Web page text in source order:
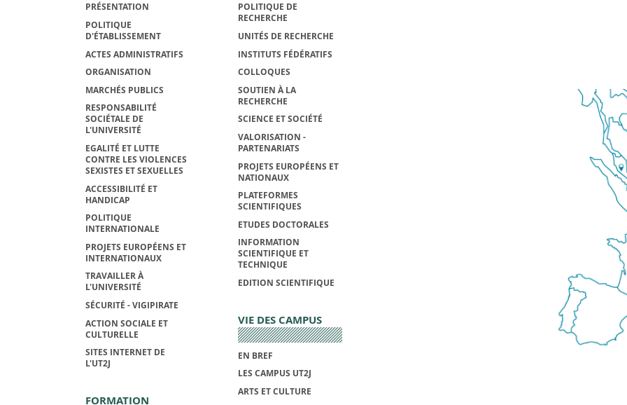
PRÉSENTATION
POLITIQUE
D'ÉTABLISSEMENT
ACTES ADMINISTRATIFS
ORGANISATION
MARCHÉS PUBLICS
RESPONSABILITÉ
SOCIÉTALE DE
L'UNIVERSITÉ
EGALITÉ ET LUTTE
CONTRE LES VIOLENCES
SEXISTES ET SEXUELLES
ACCESSIBILITÉ ET
HANDICAP
POLITIQUE
INTERNATIONALE
PROJETS EUROPÉENS ET
INTERNATIONAUX
TRAVAILLER À
L'UNIVERSITÉ
SÉCURITÉ - VIGIPIRATE
ACTION SOCIALE ET
CULTURELLE
SITES INTERNET DE
L'UT2J
FORMATION
POLITIQUE DE
RECHERCHE
UNITÉS DE RECHERCHE
INSTITUTS FÉDÉRATIFS
COLLOQUES
SOUTIEN À LA
RECHERCHE
SCIENCE ET SOCIÉTÉ
VALORISATION -
PARTENARIATS
PROJETS EUROPÉENS ET
NATIONAUX
PLATEFORMES
SCIENTIFIQUES
ETUDES DOCTORALES
INFORMATION
SCIENTIFIQUE ET
TECHNIQUE
EDITION SCIENTIFIQUE
VIE DES CAMPUS
EN BREF
LES CAMPUS UT2J
ARTS ET CULTURE